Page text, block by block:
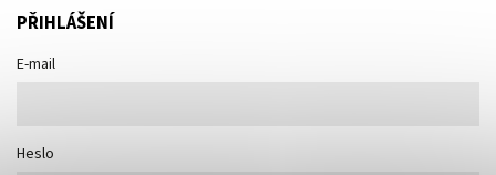
PŘIHLÁŠENÍ
E-mail
Heslo